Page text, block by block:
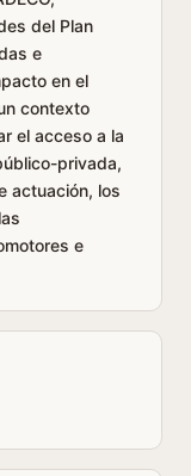
del Plan
e
en el
contexto
el acceso a la
privada,
actuación, los
e